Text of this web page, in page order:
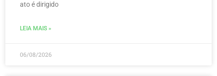
ato é dirigido
LEIA MAIS »
06/08/2026